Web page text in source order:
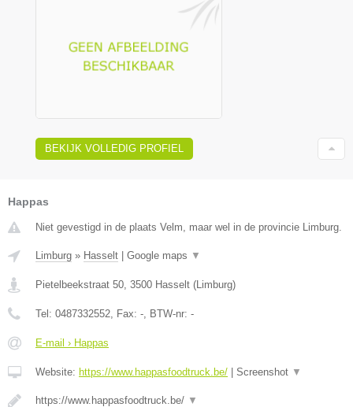
BEKIJK VOLLEDIG PROFIEL
Happas
Niet gevestigd in de plaats Velm, maar wel in de provincie Limburg.
Limburg » Hasselt | Google maps ▼
Pietelbeekstraat 50 3500 Hasselt (Limburg)
Tel: 0487332552 , Fax: - , BTW-nr: -
E-mail › Happas
Website: https://www.happasfoodtruck.be/ | Screenshot ▼
https://www.happasfoodtruck.be/ ▼